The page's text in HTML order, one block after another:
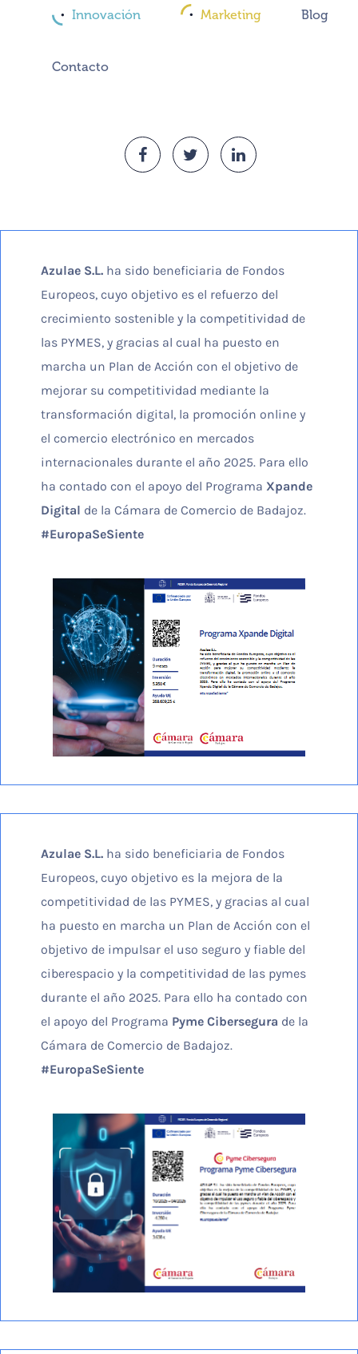
Innovación Marketing Blog
Contacto
Azulae S.L. ha sido beneficiaria de Fondos
Europeos, cuyo objetivo es el refuerzo del
crecimiento sostenible y la competitividad de
las PYMES, y gracias al cual ha puesto en
marcha un Plan de Acción con el objetivo de
mejorar su competitividad mediante la
transformación digital, la promoción online y
el comercio electrónico en mercados
internacionales durante el año 2025. Para ello
ha contado con el apoyo del Programa Xpande
Digital de la Cámara de Comercio de Badajoz.
#EuropaSeSiente
Azulae S.L. ha sido beneficiaria de Fondos
Europeos, cuyo objetivo es la mejora de la
competitividad de las PYMES, y gracias al cual
ha puesto en marcha un Plan de Acción con el
objetivo de impulsar el uso seguro y fiable del
ciberespacio y la competitividad de las pymes
durante el año 2025. Para ello ha contado con
el apoyo del Programa Pyme Cibersegura de la
Cámara de Comercio de Badajoz.
#EuropaSeSiente